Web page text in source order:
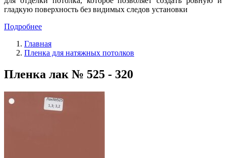
гладкую поверхность без видимых следов установки
Подробнее
Главная
Пленка для натяжных потолков
Пленка лак № 525 - 320